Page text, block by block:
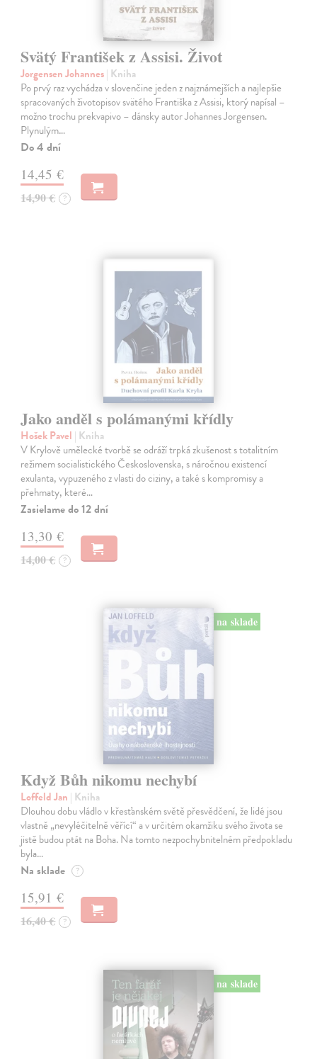
Svätý František z Assisi. Život
Jorgensen Johannes| Kniha
Po prvý raz vychádza v slovenčine jeden z najznámejších a najlepšie
spracovaných životopisov svätého Františka z Assisi, ktorý napísal –
možno trochu prekvapivo – dánsky autor Johannes Jorgensen.
Plynulým…
Do 4 dní
14,45 €
14,90 € ?
Jako anděl s polámanými křídly
Hošek Pavel | Kniha
V Krylově umělecké tvorbě se odráží trpká zkušenost s totalitním
režimem socialistického Československa, s náročnou existencí
exulanta, vypuzeného z vlasti do ciziny, a také s kompromisy a
přehmaty, které…
Zasielame do 12 dní
13,30 €
14,00 € ?
na sklade
Když Bůh nikomu nechybí
Loffeld Jan | Kniha
Dlouhou dobu vládlo v křesťanském světě přesvědčení, že lidé jsou
vlastně „nevyléčitelně věřící“ a v určitém okamžiku svého života se
jistě budou ptát na Boha. Na tomto nezpochybnitelném předpokladu
byla…
Na sklade ?
15,91 €
16,40 € ?
na sklade